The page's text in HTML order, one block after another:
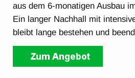
aus dem 6-monatigen Ausbau
Ein langer Nachhall mit
bleibt lange bestehen und